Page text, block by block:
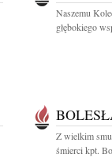
Naszemu
głębokiego
Z wielkim
śmierci kpt.